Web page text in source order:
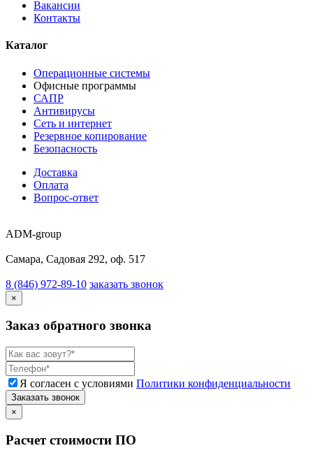
Вакансии
Контакты
Каталог
Операционные системы
Офисные программы
САПР
Антивирусы
Сеть и интернет
Резервное копирование
Безопасность
Доставка
Оплата
Вопрос-ответ
ADM-group
Самара, Садовая 292, оф. 517
8 (846) 972-89-10 заказать звонок
×
Заказ обратного звонка
Я согласен с условиями Политики конфиденциальности
Заказать звонок
×
Расчет стоимости ПО